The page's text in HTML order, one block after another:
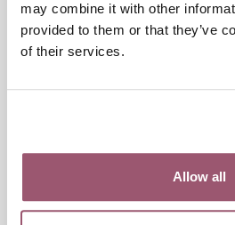
may combine it with other
provided to them or that they’ve
of their services.
Allow all
funktioner som HR eller facket.
Deltagarna i undersökningen tyckte
fokus på hur du kan agera som
Webbkursen Våld i nära relation -
hedersrelaterat våld och förtryck